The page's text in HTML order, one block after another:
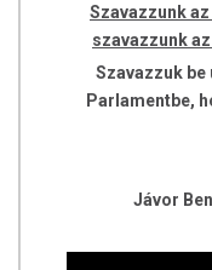
Szavazzunk
szavazzunk
Szavazzuk be
Parlamentbe,
Jávor